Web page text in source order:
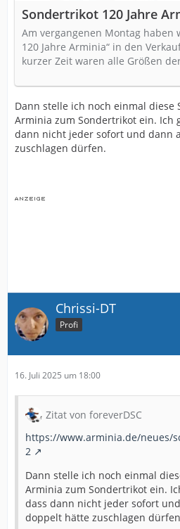
Sondertrikot 120 Jahre
Am vergangenen Montag haben
120 Jahre Arminia“ in den
kurzer Zeit waren alle Größen
Dann stelle ich noch einmal diese
Arminia zum Sondertrikot ein. Ich
dann nicht jeder sofort und dann
zuschlagen dürfen.
Chrissi-DT
Profi
16. Juli 2025 um 18:00
Zitat von foreverDSC
https://www.arminia.de/neues/
2
Dann stelle ich noch einmal
Arminia zum Sondertrikot ein.
dass dann nicht jeder sofort
doppelt hätte zuschlagen